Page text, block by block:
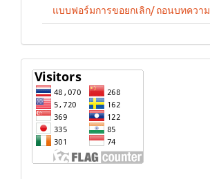
แบบฟอร์มการขอยกเลิก/ ถอนบทความ
stat